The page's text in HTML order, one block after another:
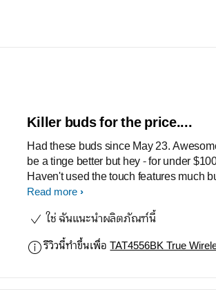
Killer buds for the price....
Had these buds since May 23. Awesome Bass, Mid-range coud
be a tinge better but hey - for under $100 AUD - I
Haven't used the touch features much
Buds fit snug in your ear & DON'T fall
when lying on your side on a pillow also.
Read more
ใช่ ฉันแนะนำผลิตภัณฑ์นี้
รีวิวนี้ทำขึ้นเพื่อTAT4556BK True